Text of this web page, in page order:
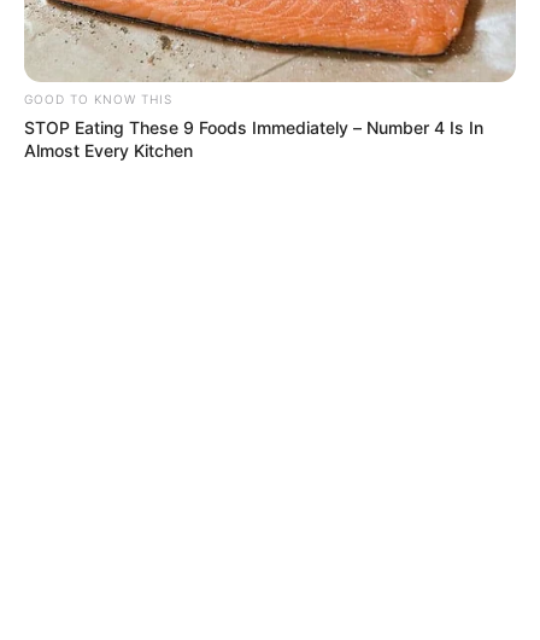
GOOD TO KNOW THIS
STOP Eating These 9 Foods Immediately – Number 4 Is In
Almost Every Kitchen